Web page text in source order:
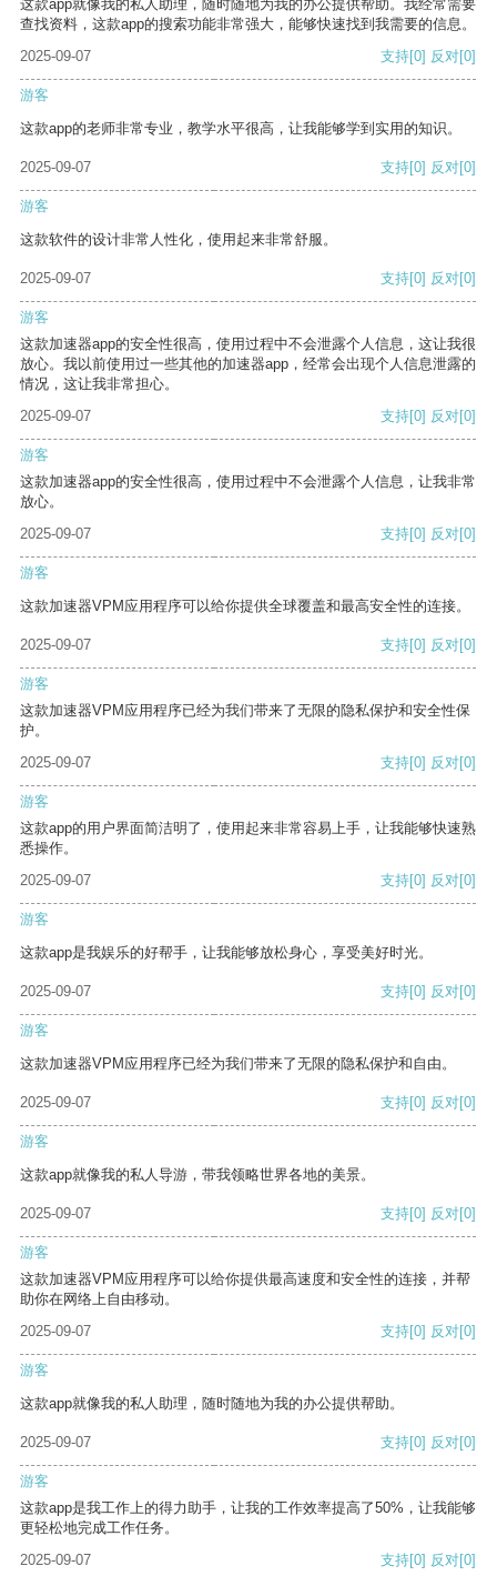
这款app就像我的私人助理，随时随地为我的办公提供帮助。我经常需要
查找资料，这款app的搜索功能非常强大，能够快速找到我需要的信息。
2025-09-07
支持[0] 反对[0]
游客
这款app的老师非常专业，教学水平很高，让我能够学到实用的知识。
2025-09-07 支持[0] 反对[0]
游客
这款软件的设计非常人性化，使用起来非常舒服。
2025-09-07 支持[0] 反对[0]
游客
这款加速器app的安全性很高，使用过程中不会泄露个人信息，这让我很
放心。我以前使用过一些其他的加速器app，经常会出现个人信息泄露的
情况，这让我非常担心。
2025-09-07
支持[0] 反对[0]
游客
这款加速器app的安全性很高，使用过程中不会泄露个人信息，让我非常
放心。
2025-09-07
支持[0] 反对[0]
游客
这款加速器VPM应用程序可以给你提供全球覆盖和最高安全性的连接。
2025-09-07 支持[0] 反对[0]
游客
这款加速器VPM应用程序已经为我们带来了无限的隐私保护和安全性保
护。
2025-09-07
支持[0] 反对[0]
游客
这款app的用户界面简洁明了，使用起来非常容易上手，让我能够快速熟
悉操作。
2025-09-07
支持[0] 反对[0]
游客
这款app是我娱乐的好帮手，让我能够放松身心，享受美好时光。
2025-09-07 支持[0] 反对[0]
游客
这款加速器VPM应用程序已经为我们带来了无限的隐私保护和自由。
2025-09-07 支持[0] 反对[0]
游客
这款app就像我的私人导游，带我领略世界各地的美景。
2025-09-07 支持[0] 反对[0]
游客
这款加速器VPM应用程序可以给你提供最高速度和安全性的连接，并帮
助你在网络上自由移动。
2025-09-07
支持[0] 反对[0]
游客
这款app就像我的私人助理，随时随地为我的办公提供帮助。
2025-09-07 支持[0] 反对[0]
游客
这款app是我工作上的得力助手，让我的工作效率提高了50%，让我能够
更轻松地完成工作任务。
2025-09-07
支持[0] 反对[0]